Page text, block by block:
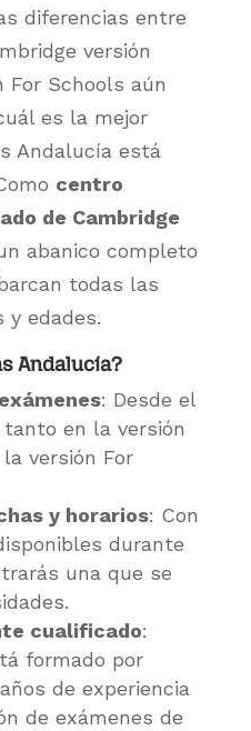
diferencias entre
versión
For Schools aún
es la mejor
Andalucía está
centro
de Cambridge
abanico completo
todas las
y edades.
Andalucía?
: Desde el
tanto en la versión
versión For
y horarios: Con
durante
una que se
cualificado:
formado por
de experiencia
de exámenes de